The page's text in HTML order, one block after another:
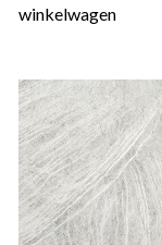
winkelwagen